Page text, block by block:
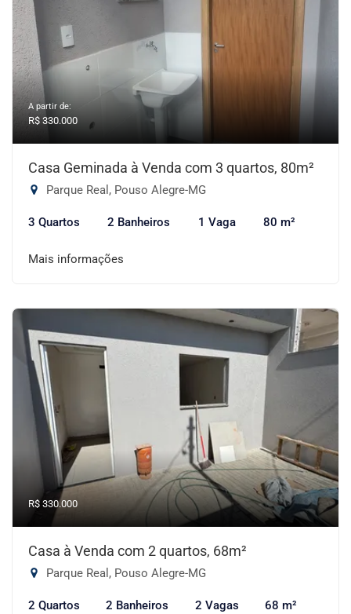
A partir de:
R$ 330.000
Casa Geminada à Venda com 3 quartos, 80m²
Parque Real, Pouso Alegre-MG
3 Quartos 2 Banheiros 1 Vaga 80 m²
Mais informações
R$ 330.000
Casa à Venda com 2 quartos, 68m²
Parque Real, Pouso Alegre-MG
2 Quartos 2 Banheiros 2 Vagas 68 m²